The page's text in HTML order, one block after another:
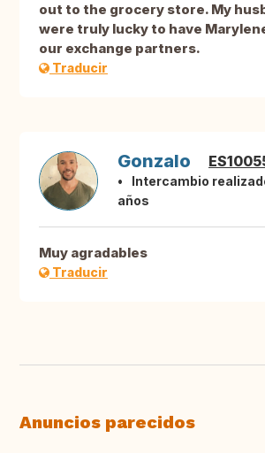
out to the grocery store. My
were truly lucky to have
our exchange partners.
Traducir
Gonzalo
Intercambio
años
Muy agradables
Traducir
Anuncios parecidos